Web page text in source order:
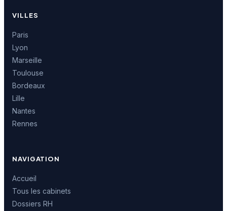
VILLES
Paris
Lyon
Marseille
Toulouse
Bordeaux
Lille
Nantes
Rennes
NAVIGATION
Accueil
Tous les cabinets
Dossiers RH